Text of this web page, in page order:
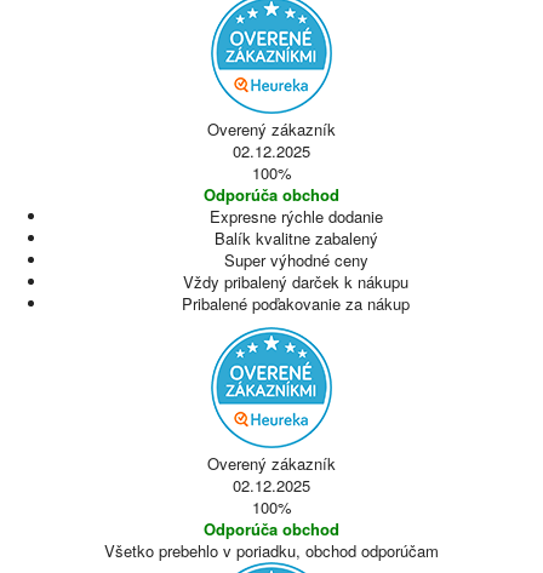
Overený zákazník
02.12.2025
100%
Odporúča obchod
Expresne rýchle dodanie
Balík kvalitne zabalený
Super výhodné ceny
Vždy pribalený darček k nákupu
Pribalené poďakovanie za nákup
Overený zákazník
02.12.2025
100%
Odporúča obchod
Všetko prebehlo v poriadku, obchod odporúčam